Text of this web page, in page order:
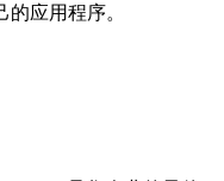
应用程序。